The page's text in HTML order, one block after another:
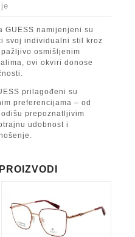
GUESS namijenjeni su
svoj individualni stil kroz
osmišljenim
ovi okviri donose
prilagođeni su
preferencijama – od
prepoznatljivim
udobnost i